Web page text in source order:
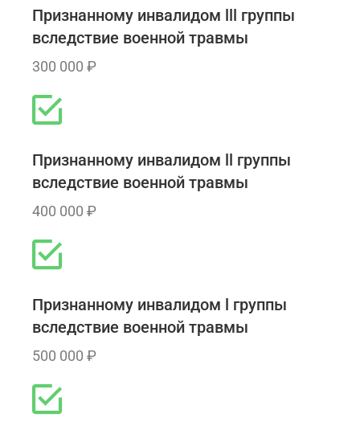
Признанному инвалидом lll группы
вследствие военной травмы
300 000 ₽
Признанному инвалидом ll группы
вследствие военной травмы
400 000 ₽
Признанному инвалидом l группы
вследствие военной травмы
500 000 ₽